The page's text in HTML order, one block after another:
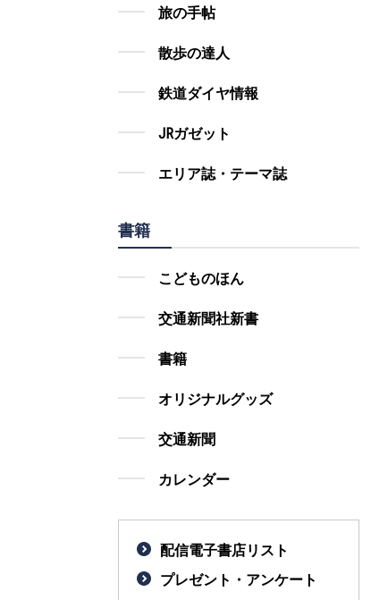
旅の手帖
散歩の達人
鉄道ダイヤ情報
JRガゼット
エリア誌・テーマ誌
書籍
こどものほん
交通新聞社新書
書籍
オリジナルグッズ
交通新聞
カレンダー
配信電子書店リスト
プレゼント・アンケート